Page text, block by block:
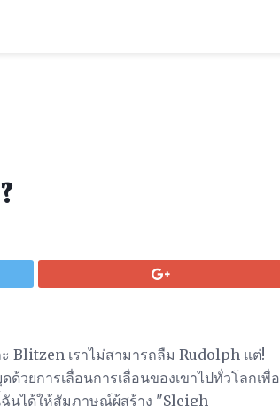
Blitzen เราไม่สามารถลืม Rudolph แต่!
วยการเลื่อนการเลื่อนของเขาไปทั่วโลกเพื่อ
นได้ให้สัมภาษณ์ผู้สร้าง "Sleigh